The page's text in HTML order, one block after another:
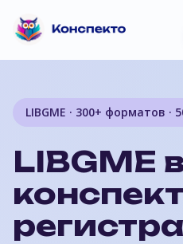
LIBGME · 300+ форматов ·
LIBGME